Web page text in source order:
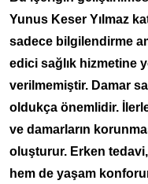
Yunus Keser Yılmaz
sadece bilgilendirme
edici sağlık hizmetine
verilmemiştir. Damar
oldukça önemlidir.
ve damarların
oluşturur. Erken
hem de yaşam